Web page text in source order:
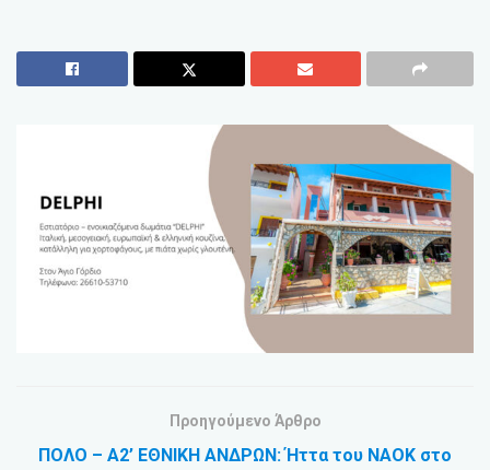
Προηγούμενο Άρθρο
ΠΟΛΟ – Α2’ ΕΘΝΙΚΗ ΑΝΔΡΩΝ: Ήττα του ΝΑΟΚ στο